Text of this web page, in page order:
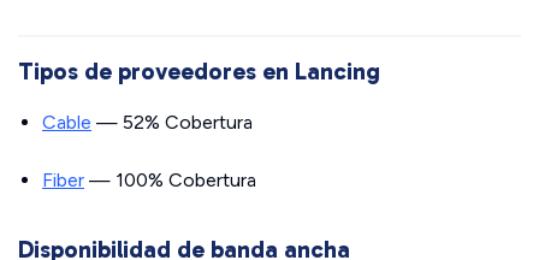
Tipos de proveedores en Lancing
Cable — 52% Cobertura
Fiber — 100% Cobertura
Disponibilidad de banda ancha